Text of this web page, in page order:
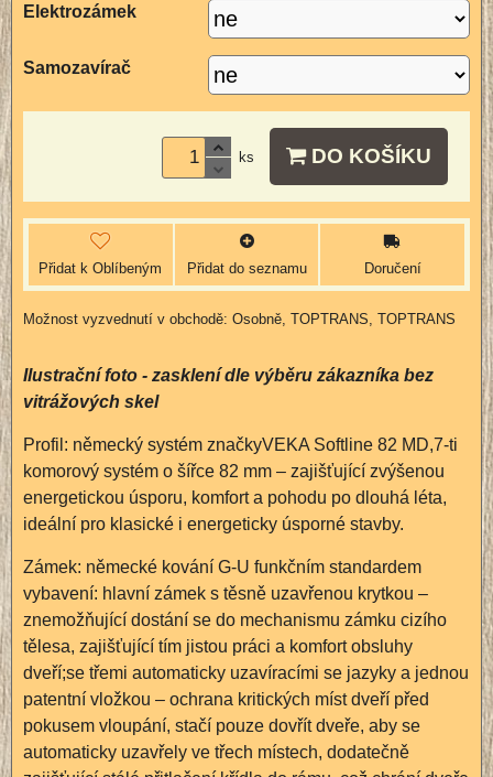
Elektrozámek
Samozavírač
ks DO KOŠÍKU
Přidat k Oblíbeným Přidat do seznamu Doručení
Osobně, TOPTRANS, TOPTRANS
Ilustrační foto - zasklení dle výběru zákazníka bez
vitrážových skel
Profil: německý systém značkyVEKA Softline 82 MD,7-ti
komorový systém o šířce 82 mm – zajišťující zvýšenou
energetickou úsporu, komfort a pohodu po dlouhá léta,
ideální pro klasické i energeticky úsporné stavby.
Zámek: německé kování G-U funkčním standardem
vybavení: hlavní zámek s těsně uzavřenou krytkou –
znemožňující dostání se do mechanismu zámku cizího
tělesa, zajišťující tím jistou práci a komfort obsluhy
dveří;se třemi automaticky uzavíracími se jazyky a jednou
patentní vložkou – ochrana kritických míst dveří před
pokusem vloupání, stačí pouze dovřít dveře, aby se
automaticky uzavřely ve třech místech, dodatečně